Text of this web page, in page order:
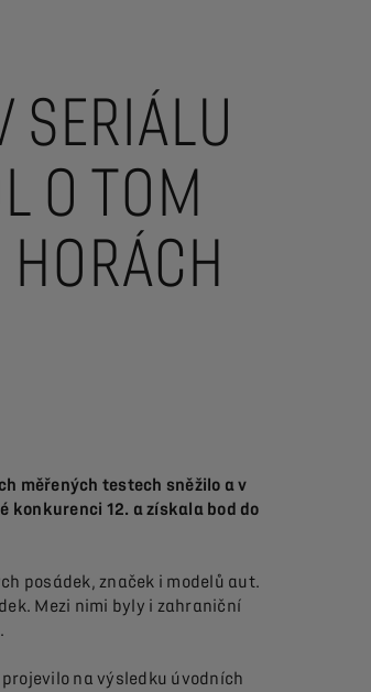
SERIÁLU
O TOM
měřených testech sněžilo a v
konkurenci 12. a získala bod do
posádek, značek i modelů aut.
Mezi nimi byly i zahraniční
projevilo na výsledku úvodních